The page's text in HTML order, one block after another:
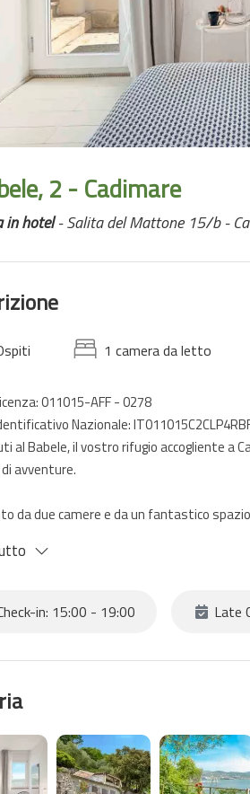
2 - Cadimare
in hotel- Salita del Mattone 15/b -
1 camera da letto
011015-AFF - 0278
Nazionale:
al Babele, il vostro rifugio accogliente a
avventure.
da due camere e da un fantastico
comodamente davanti la struttura
da un'atmosfera luminosa e
di compone di due letti singoli uniti che
in: 15:00 - 19:00 Late